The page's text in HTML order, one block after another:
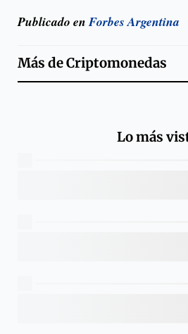
Publicado enForbes Argentina
Más deCriptomonedas
Lo más